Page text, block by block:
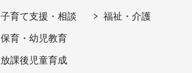
子育て支援・相談
保育・幼児教育
放課後児童育成
福祉・介護